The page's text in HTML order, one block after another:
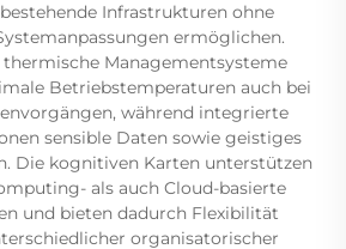
Infrastrukturen ohne
ermöglichen.
Managementsysteme
Betriebstemperaturen auch bei
während integrierte
sensible Daten sowie geistiges
Die kognitiven Karten unterstützen
als auch Cloud-basierte
und bieten dadurch Flexibilität
organisatorischer